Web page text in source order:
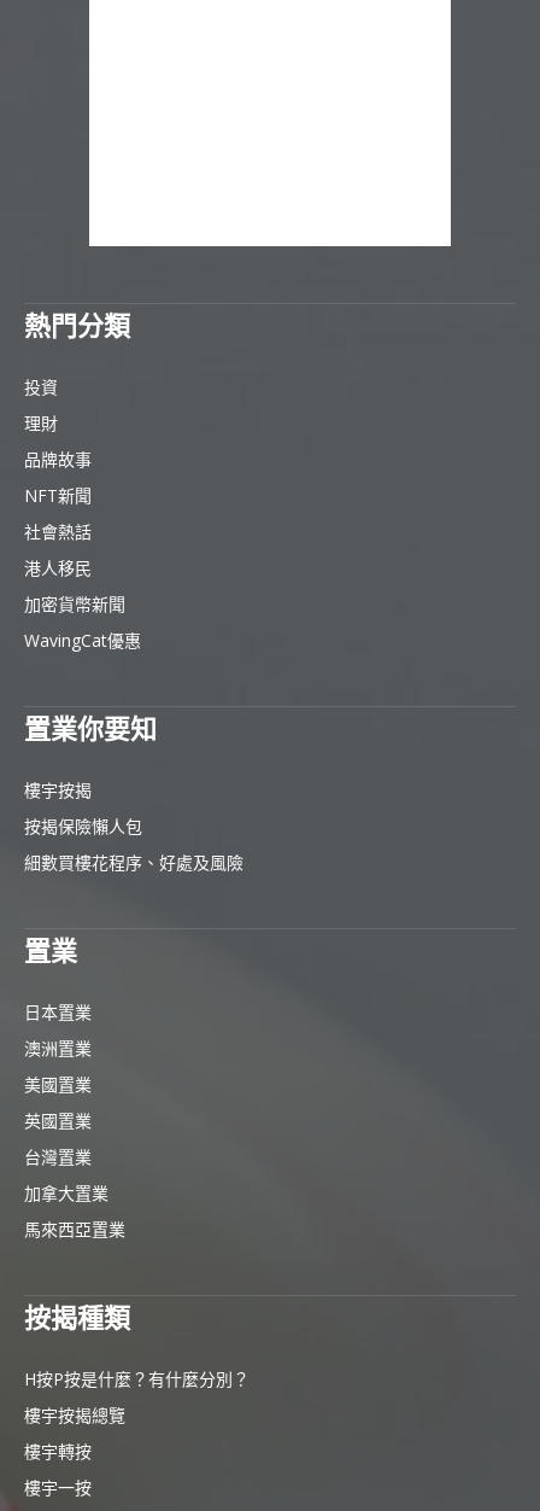
熱門分類
投資
理財
品牌故事
NFT新聞
社會熱話
港人移民
加密貨幣新聞
WavingCat優惠
置業你要知
樓宇按揭
按揭保險懶人包
細數買樓花程序、好處及風險
置業
日本置業
澳洲置業
美國置業
英國置業
台灣置業
加拿大置業
馬來西亞置業
按揭種類
H按P按是什麼？有什麼分別？
樓宇按揭總覽
樓宇轉按
樓宇一按